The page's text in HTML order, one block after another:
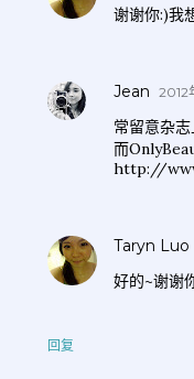
回复
谢谢你:)我
Jean 2012
常留意杂
而
http://
Taryn Luo
好的~谢